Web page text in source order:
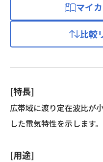
縁
形
ー
ブ
ル
個
マイ
比較
[特長]
広帯域に渡り定在波比が
した電気特性を示します。
[用途]